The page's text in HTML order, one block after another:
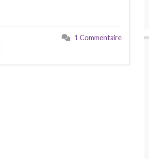
1 Commentaire